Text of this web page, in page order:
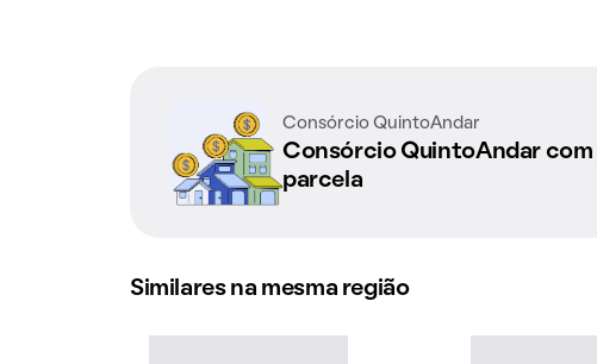
Consórcio QuintoAndar
Consórcio QuintoAndar com
parcela
Similares na mesma região